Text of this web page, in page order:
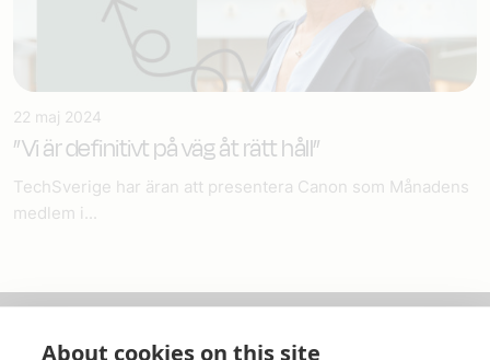
22 maj 2024
”Vi är definitivt på väg åt rätt håll”
TechSverige har äran att presentera Canon som Månadens
medlem i...
About cookies on this site